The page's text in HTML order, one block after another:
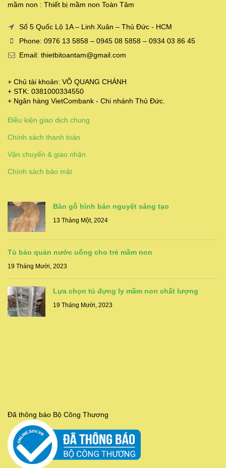
mầm non : Thiết bị mầm non Toàn Tâm
Số 5 Quốc Lộ 1A – Linh Xuân – Thủ Đức - HCM
Phone: 0976 13 5858 – 0945 08 5858 – 0934 03 86 45
Email: thietbitoantam@gmail.com
+ Chủ tài khoản: VÕ QUANG CHÁNH
+ STK: 0381000334550
+ Ngân hàng VietCombank - Chi nhánh Thủ Đức.
Điều kiện giao dịch chung
Chính sách thanh toán
Vận chuyển & giao nhận
Chính sách bảo mật
Bàn gỗ hình bán nguyệt sáng tạo
13 Tháng Một, 2024
Tủ bảo quản nước uống cho trẻ mầm non
19 Tháng Mười, 2023
Lựa chọn tủ đựng ly mầm non chất lượng
19 Tháng Mười, 2023
Đã thông báo Bộ Công Thương